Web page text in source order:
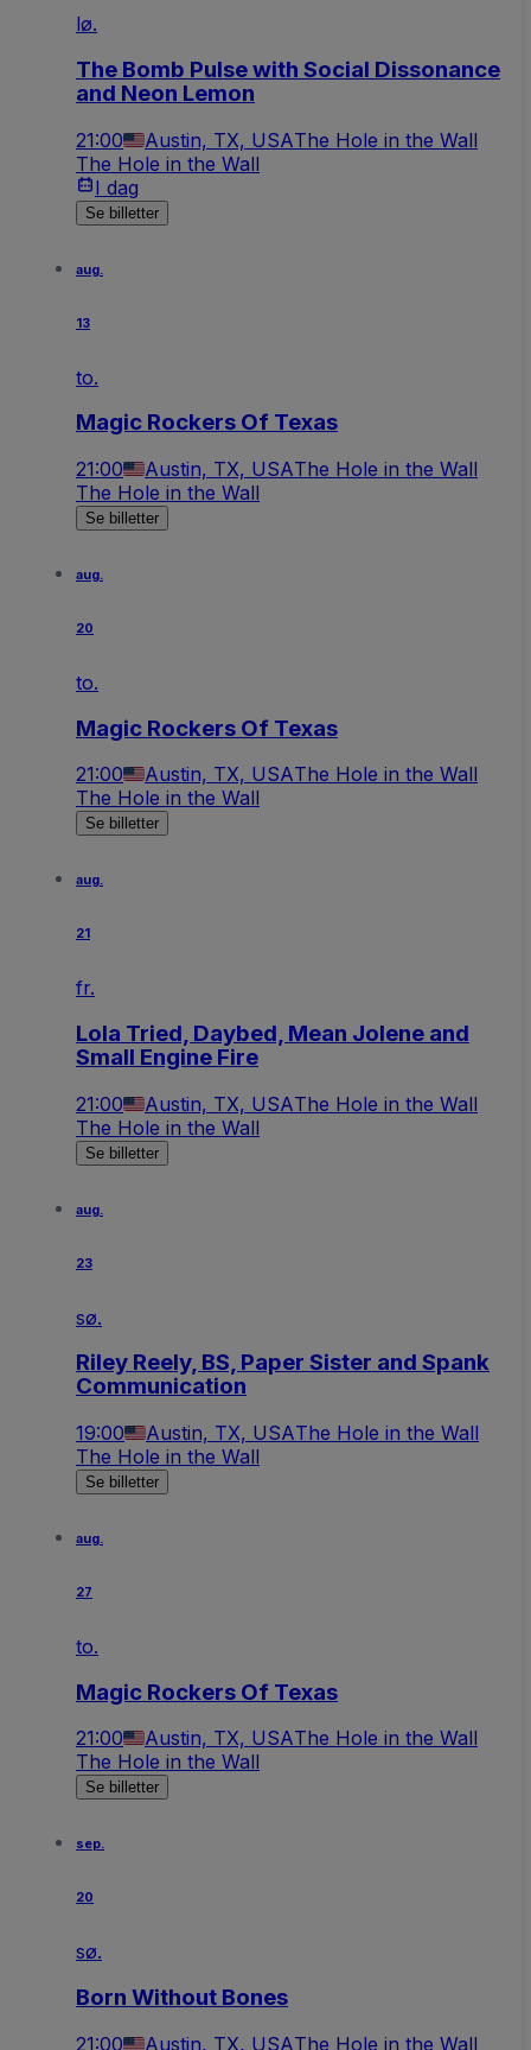
lø.
The Bomb Pulse with Social Dissonance
and Neon Lemon
21:00 Austin, TX, USAThe Hole in the Wall
The Hole in the Wall
I dag
Se billetter
aug.
13
to.
Magic Rockers Of Texas
21:00 Austin, TX, USAThe Hole in the Wall
The Hole in the Wall
Se billetter
aug.
20
to.
Magic Rockers Of Texas
21:00 Austin, TX, USAThe Hole in the Wall
The Hole in the Wall
Se billetter
aug.
21
fr.
Lola Tried, Daybed, Mean Jolene and
Small Engine Fire
21:00 Austin, TX, USAThe Hole in the Wall
The Hole in the Wall
Se billetter
aug.
23
sø.
Riley Reely, BS, Paper Sister and Spank
Communication
19:00 Austin, TX, USAThe Hole in the Wall
The Hole in the Wall
Se billetter
aug.
27
to.
Magic Rockers Of Texas
21:00 Austin, TX, USAThe Hole in the Wall
The Hole in the Wall
Se billetter
sep.
20
sø.
Born Without Bones
21:00 Austin, TX, USAThe Hole in the Wall